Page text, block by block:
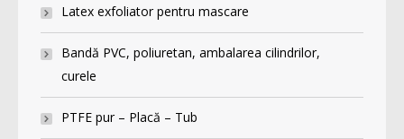
Latex exfoliator pentru mascare
Bandă PVC, poliuretan, ambalarea cilindrilor,
curele
PTFE pur – Placă – Tub